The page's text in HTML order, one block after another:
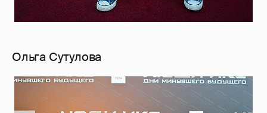
Ольга Сутулова